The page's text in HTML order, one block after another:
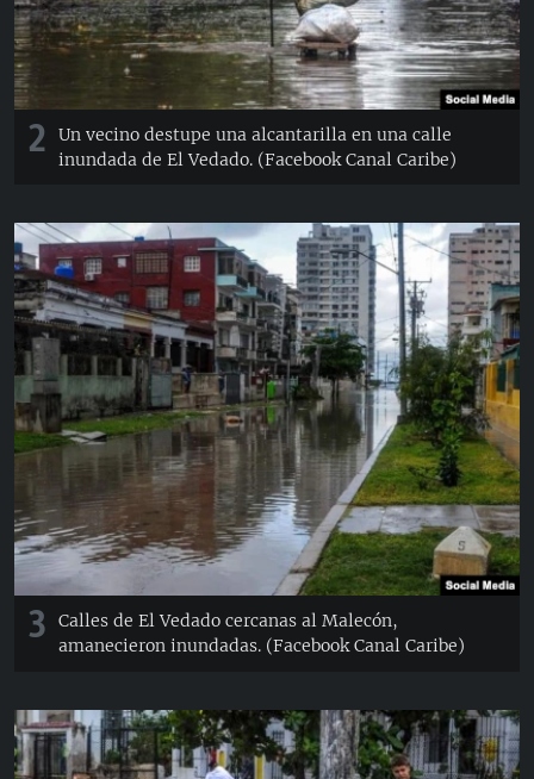
2
Un vecino destupe una alcantarilla en una calle
inundada de El Vedado. (Facebook Canal Caribe)
3
Calles de El Vedado cercanas al Malecón,
amanecieron inundadas. (Facebook Canal Caribe)